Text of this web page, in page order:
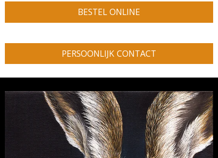
BESTEL ONLINE
PERSOONLIJK CONTACT